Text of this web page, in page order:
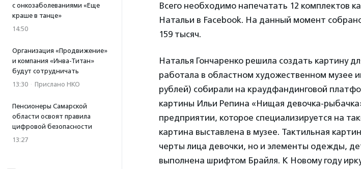
с онкозаболеваниями «Еще
краше в танце»
14:50
Организация «Продвижение»
и компания «Инва-Титан»
будут сотрудничать
13:30 · Прислано НКО
Пенсионеры Самарской
области освоят правила
цифровой безопасности
13:27
Всего необходимо напечатать 12 комплектов
Натальи в Facebook. На данный момент
159 тысяч.
Наталья Гончаренко решила создать картину
работала в областном художественном музее
рублей) собирали на краудфандинговой
картины Ильи Репина «Нищая девочка-
предприятии, которое специализируется на
картина выставлена в музее. Тактильная
черты лица девочки, но и элементы одежды,
выполнена шрифтом Брайля. К Новому году